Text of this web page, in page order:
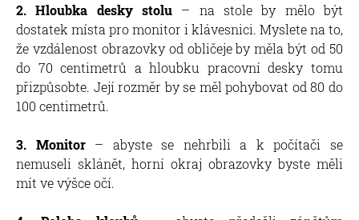
2. Hloubka desky stolu – na stole by mělo být
dostatek místa pro monitor i klávesnici. Myslete na to,
že vzdálenost obrazovky od obličeje by měla být od 50
do 70 centimetrů a hloubku pracovní desky tomu
přizpůsobte. Její rozměr by se měl pohybovat od 80 do
100 centimetrů.
3. Monitor– abyste se nehrbili a k počítači se
nemuseli sklánět, horní okraj obrazovky byste měli
mít ve výšce očí.